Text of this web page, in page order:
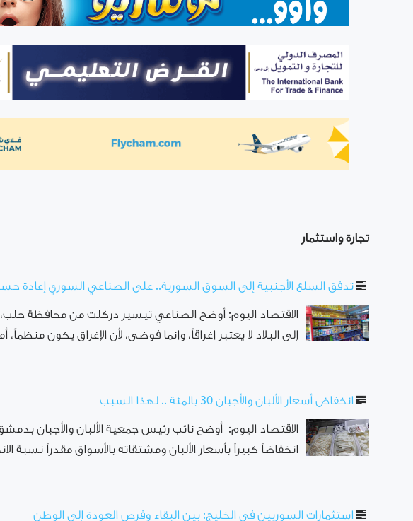
تجارة واستثمار
تدفق السلع الأجنبية إلى السوق السورية.. على الصناعي السوري إعادة
الاقتصاد اليوم: أوضح الصناعي تيسير دركلت من محافظة حلب،
إلى البلاد لا يعتبر إغراقاً، وإنما فوضى، لأن الإغراق يكون منظماً،
انخفاض أسعار الألبان والأجبان 30 بالمئة .. لهذا السبب
الاقتصاد اليوم: أوضح نائب رئيس جمعية الألبان والأجبان
انخفاضاً كبيراً بأسعار الألبان ومشتقاته بالأسواق مقدراً نسبة
استثمارات السوريين في الخليج: بين البقاء وفرص العودة إلى الوطن